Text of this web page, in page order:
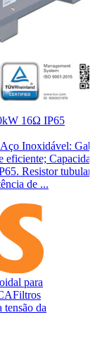
16Ω IP65
Inoxidável:
eficiente;
Resistor tubular
de ...
para
Filtros
da